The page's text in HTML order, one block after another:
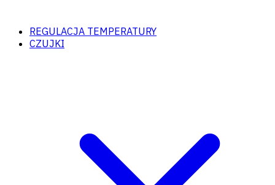
REGULACJA TEMPERATURY
CZUJKI